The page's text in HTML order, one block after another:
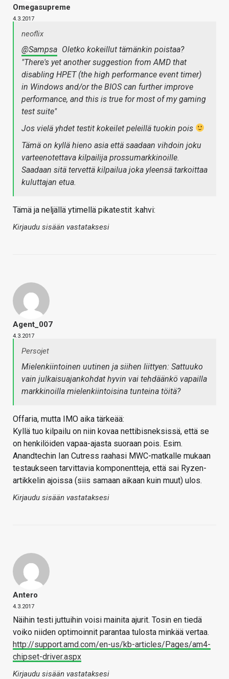
Omegasupreme
4.3.2017
neoflix
@Sampsa Oletko kokeillut tämänkin poistaa?
"There's yet another suggestion from AMD that
disabling HPET (the high performance event timer)
in Windows and/or the BIOS can further improve
performance, and this is true for most of my gaming
test suite"
Jos vielä yhdet testit kokeilet peleillä tuokin pois
Tämä on kyllä hieno asia että saadaan vihdoin joku
varteenotettava kilpailija prossumarkkinoille.
Saadaan sitä tervettä kilpailua joka yleensä tarkoittaa
kuluttajan etua.
Tämä ja neljällä ytimellä pikatestit :kahvi:
Kirjaudu sisään vastataksesi
Agent_007
4.3.2017
Persojet
Mielenkiintoinen uutinen ja siihen liittyen: Sattuuko
vain julkaisuajankohdat hyvin vai tehdäänkö vapailla
markkinoilla mielenkiintoisina tunteina töitä?
Offaria, mutta IMO aika tärkeää:
Kyllä tuo kilpailu on niin kovaa nettibisneksissä, että se
on henkilöiden vapaa-ajasta suoraan pois. Esim.
Anandtechin Ian Cutress‏ raahasi MWC-matkalle mukaan
testaukseen tarvittavia komponentteja, että sai Ryzen-
artikkelin ajoissa (siis samaan aikaan kuin muut) ulos.
Kirjaudu sisään vastataksesi
Antero
4.3.2017
Näihin testi juttuihin voisi mainita ajurit. Tosin en tiedä
voiko niiden optimoinnit parantaa tulosta minkää vertaa.
http://support.amd.com/en-us/kb-articles/Pages/am4-
chipset-driver.aspx
Kirjaudu sisään vastataksesi